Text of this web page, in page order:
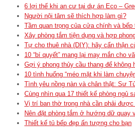
6 lợi thế khi an cư tại dự án Eco –
Người nội tâm sẽ thích hợp làm gì?
Tầm quan trọng của cửa chính và bếp
Xây phòng tắm tiện dụng và hợp
Tự cho thuê nhà (DIY): hãy cẩn thận
10 “bí quyết” mang lại may mắn cho
Gợi ý phong thủy cầu thang để không
10 tình huống “méo mặt khi làm
Tình yêu nồng nàn và chân thật: Sư
Cùng nhìn qua 17 thiết kế phòng ngủ
Vị trí ban thờ trong nhà cần phải được
Nên đặt phòng tắm ở hướng dữ quay
Thiết kế tủ bếp đẹp ấn tượng cho bạn